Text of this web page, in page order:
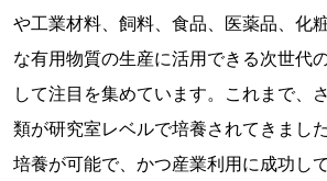
や工業材料、飼料、食品、医薬品、化
な有用物質の生産に活用できる次世代
して注目を集めています。これまで、
類が研究室レベルで培養されてきまし
培養が可能で、かつ産業利用に成功し